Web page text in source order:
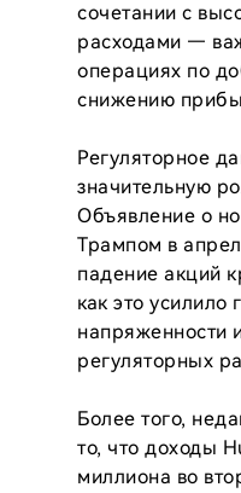
сочетании с
расходами —
операциях по
снижению
Регуляторное
значительную
Объявление о
Трампом в
падение акций
как это усилило
напряженности
регуляторных
Более того,
то, что доходы
миллиона во